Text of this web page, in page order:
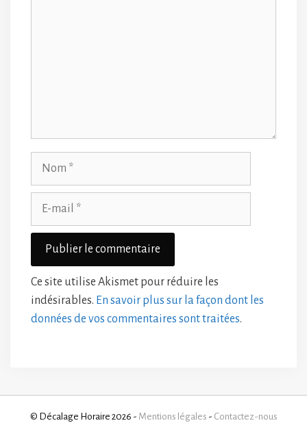
Ce site utilise Akismet pour réduire les
indésirables. En savoir plus sur la façon dont les
données de vos commentaires sont traitées.
© Décalage Horaire 2026 - Mentions légales - Contactez-nous